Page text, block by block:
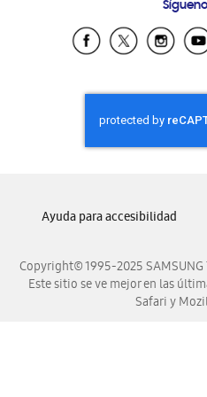
Samsung
Samsung
Samsung
Samsung
Samsung
Samsung
Copyright© 1995-2025 SAMSUNG
Este sitio se ve mejor en las
Safari y
Ayuda para accesibilidad